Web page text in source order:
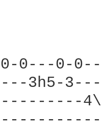
0---0-
3h5-